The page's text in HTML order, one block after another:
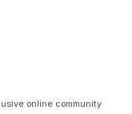
online community